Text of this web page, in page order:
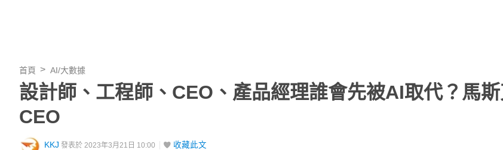
首頁 AI/大數據
設計師、工程師、CEO、產品經理誰會先被AI取代？馬
CEO
KKJ 發表於 2023年3月21日 10:00 收藏此文